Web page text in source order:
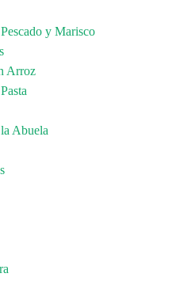
y Marisco
Arroz
Abuela